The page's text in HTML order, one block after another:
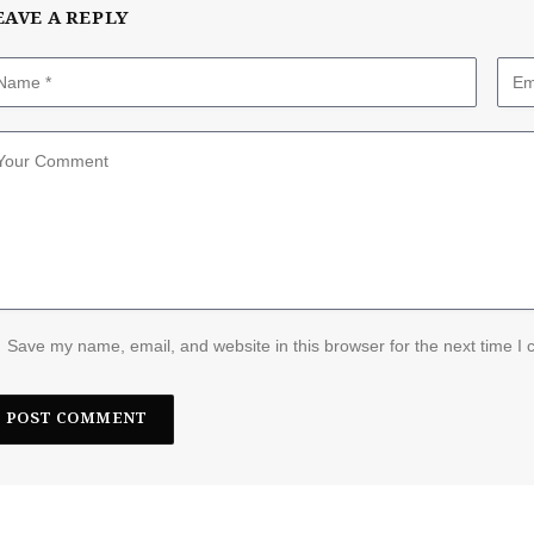
A REPLY
Save my name, email, and website in this browser for the next time I